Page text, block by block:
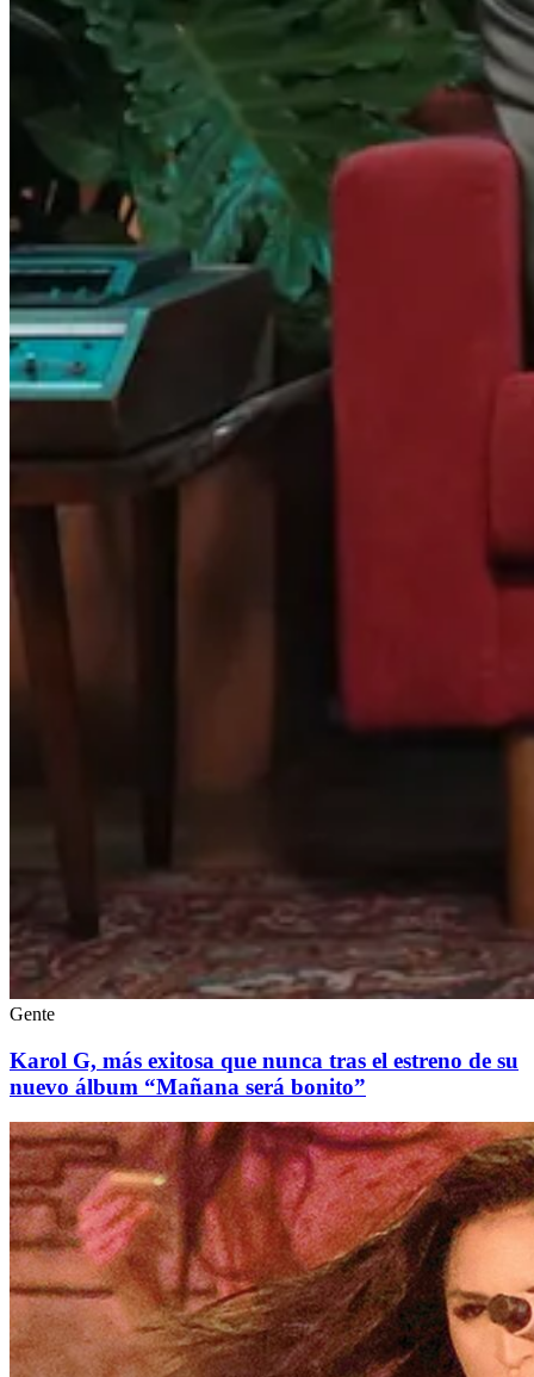
Gente
Karol G, más exitosa que nunca tras el estreno de su
nuevo álbum “Mañana será bonito”